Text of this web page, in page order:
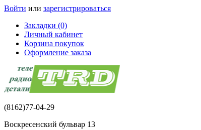
Войти или зарегистрироваться
Закладки (0)
Личный кабинет
Корзина покупок
Оформление заказа
(8162)77-04-29
Воскресенский бульвар 13